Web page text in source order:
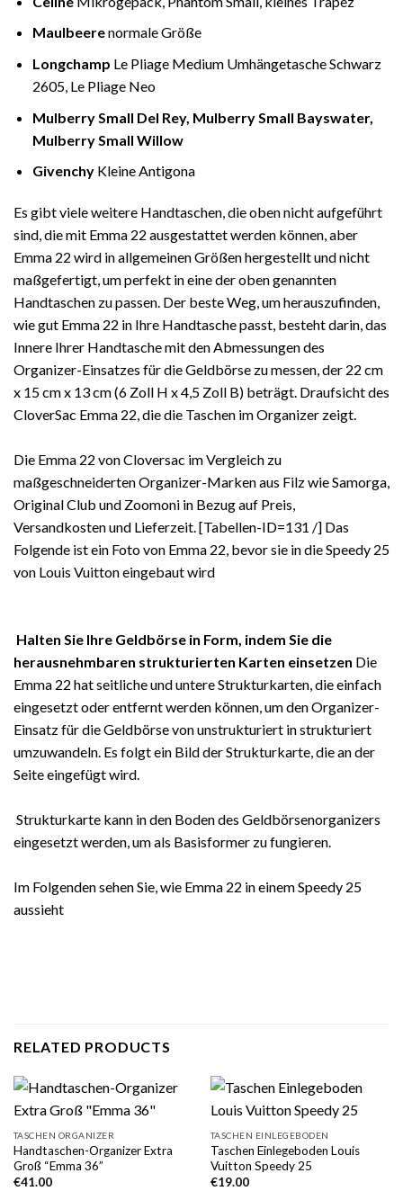
Maulbeerenormale Größe
Longchamp Le Pliage Medium Umhängetasche Schwarz
2605, Le Pliage Neo
Mulberry Small Del Rey, Mulberry Small Bayswater,
Mulberry Small Willow
GivenchyKleine Antigona
Es gibt viele weitere Handtaschen, die oben nicht aufgeführt
sind, die mit Emma 22 ausgestattet werden können, aber
Emma 22 wird in allgemeinen Größen hergestellt und nicht
maßgefertigt, um perfekt in eine der oben genannten
Handtaschen zu passen. Der beste Weg, um herauszufinden,
wie gut Emma 22 in Ihre Handtasche passt, besteht darin, das
Innere Ihrer Handtasche mit den Abmessungen des
Organizer-Einsatzes für die Geldbörse zu messen, der 22 cm
x 15 cm x 13 cm (6 Zoll H x 4,5 Zoll B) beträgt. Draufsicht des
CloverSac Emma 22, die die Taschen im Organizer zeigt.
Die Emma 22 von Cloversac im Vergleich zu
maßgeschneiderten Organizer-Marken aus Filz wie Samorga,
Original Club und Zoomoni in Bezug auf Preis,
Versandkosten und Lieferzeit. [Tabellen-ID=131 /] Das
Folgende ist ein Foto von Emma 22, bevor sie in die Speedy 25
von Louis Vuitton eingebaut wird
Halten Sie Ihre Geldbörse in Form, indem Sie die
herausnehmbaren strukturierten Karten einsetzen Die
Emma 22 hat seitliche und untere Strukturkarten, die einfach
eingesetzt oder entfernt werden können, um den Organizer-
Einsatz für die Geldbörse von unstrukturiert in strukturiert
umzuwandeln. Es folgt ein Bild der Strukturkarte, die an der
Seite eingefügt wird.
Strukturkarte kann in den Boden des Geldbörsenorganizers
eingesetzt werden, um als Basisformer zu fungieren.
Im Folgenden sehen Sie, wie Emma 22 in einem Speedy 25
aussieht
RELATED PRODUCTS
TASCHEN ORGANIZER
Handtaschen-Organizer Extra
Groß “Emma 36”
€41.00
TASCHEN EINLEGEBODEN
Taschen Einlegeboden Louis
Vuitton Speedy 25
€19.00